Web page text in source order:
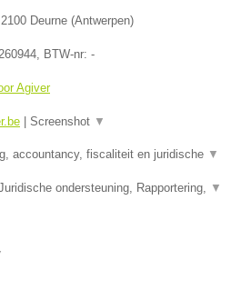
2100 Deurne (Antwerpen)
, BTW-nr: -
Agiver
Screenshot ▼
accountancy, fiscaliteit en juridische ▼
ondersteuning, Rapportering, ▼